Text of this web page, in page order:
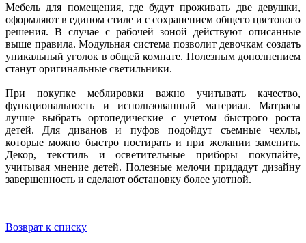
Мебель для помещения, где будут проживать две девушки,
оформляют в едином стиле и с сохранением общего цветового
решения. В случае с рабочей зоной действуют описанные
выше правила. Модульная система позволит девочкам создать
уникальный уголок в общей комнате. Полезным дополнением
станут оригинальные светильники.
При покупке меблировки важно учитывать качество,
функциональность и использованный материал. Матрасы
лучше выбрать ортопедические с учетом быстрого роста
детей. Для диванов и пуфов подойдут съемные чехлы,
которые можно быстро постирать и при желании заменить.
Декор, текстиль и осветительные приборы покупайте,
учитывая мнение детей. Полезные мелочи придадут дизайну
завершенность и сделают обстановку более уютной.
Возврат к списку